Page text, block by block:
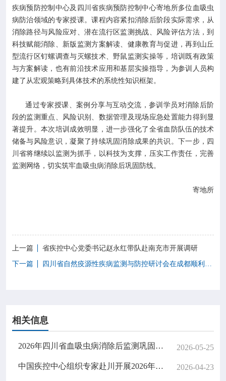
疾病预防控制中心及四川省疾病预防控制中心寄地所多位血吸虫
病防治领域的专家授课。课程内容紧扣消除后阶段实际需求，从
消除路径与风险应对、潜在流行区监测挑战、风险评估方法，到
科技赋能消除、新版监测方案解读、健康教育与促进，再到山丘
型流行区钉螺调查与灭螺技术、野鼠监测实操等，培训既有政策
与方案解读，也有前沿技术应用和基层实操指导，为参训人员构
建了从宏观策略到具体技术的系统性知识框架。
通过专家授课、案例分享与互动交流，参训学员对消除后阶
段的监测重点、风险识别、数据管理及现场应急处置能力得到显
著提升。本次培训成效明显，进一步强化了全省血防队伍的技术
储备与风险意识，凝聚了持续巩固消除成果的共识。下一步，四
川省将继续以监测为抓手，以科技为支撑，压实工作责任，完善
监测网络，切实筑牢血吸虫病消除后巩固防线。
寄地所
上一篇
省疾控中心党委书记赵永红带队赴南充市开展调研
下一篇
相关信息
2026年四川省血吸虫病消除后监测巩固技术培训班在蓉举办 2026-05-25
中国疾控中心组织专家赴川开展2026年春季血吸虫病传播风险评估工作 2026-04-23